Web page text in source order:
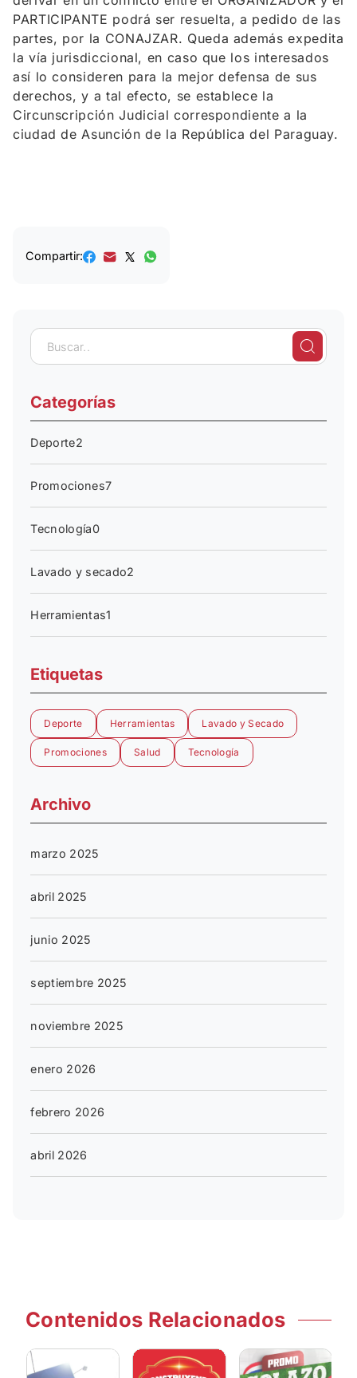
PARTICIPANTE podrá ser resuelta, a pedido de las
partes, por la CONAJZAR. Queda además expedita
la vía jurisdiccional, en caso que los interesados
así lo consideren para la mejor defensa de sus
derechos, y a tal efecto, se establece la
Circunscripción Judicial correspondiente a la
ciudad de Asunción de la República del Paraguay.
Compartir:
Categorías
Deporte2
Promociones7
Tecnología0
Lavado y secado2
Herramientas1
Etiquetas
Deporte Herramientas Lavado y Secado
Promociones Salud Tecnología
Archivo
marzo 2025
abril 2025
junio 2025
septiembre 2025
noviembre 2025
enero 2026
febrero 2026
abril 2026
Contenidos Relacionados